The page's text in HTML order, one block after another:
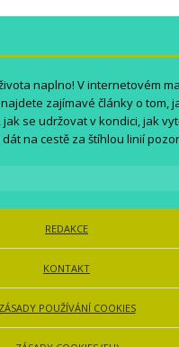
naplno! V internetovém
najdete zajímavé články o tom,
se udržovat v kondici, jak
na cestě za štíhlou linií
REDAKCE
KONTAKT
ZÁSADY POUŽÍVÁNÍ COOKIES